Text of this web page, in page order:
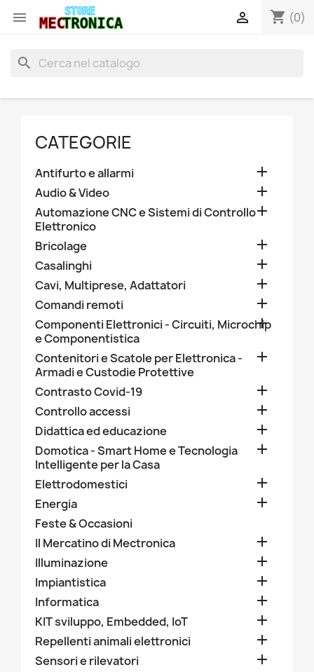
 shopping_cart (0)

search
CATEGORIE
Antifurto e allarmi 
Audio & Video 
Automazione CNC e Sistemi di Controllo
Elettronico

Bricolage 
Casalinghi 
Cavi, Multiprese, Adattatori 
Comandi remoti 
Componenti Elettronici - Circuiti, Microchip
e Componentistica

Contenitori e Scatole per Elettronica -
Armadi e Custodie Protettive

Contrasto Covid-19 
Controllo accessi 
Didattica ed educazione 
Domotica - Smart Home e Tecnologia
Intelligente per la Casa

Elettrodomestici 
Energia 
Feste & Occasioni
Il Mercatino di Mectronica

Illuminazione 
Impiantistica 
Informatica 
KIT sviluppo, Embedded, IoT 
Repellenti animali elettronici 
Sensori e rilevatori 